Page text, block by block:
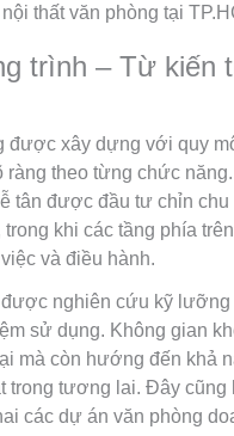
thất văn phòng tại
trình – Từ kiến
được xây dựng với quy
ràng theo từng chức
tân được đầu tư chỉn
khi các tầng phía
và điều hành.
nghiên cứu kỹ lưỡng
sử dụng. Không gian
mà còn hướng đến khả
trong tương lai. Đây cũng
các dự án văn phòng